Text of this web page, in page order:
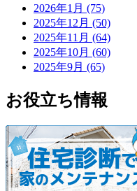
2026年1月 (75)
2025年12月 (50)
2025年11月 (64)
2025年10月 (60)
2025年9月 (65)
お役立ち情報